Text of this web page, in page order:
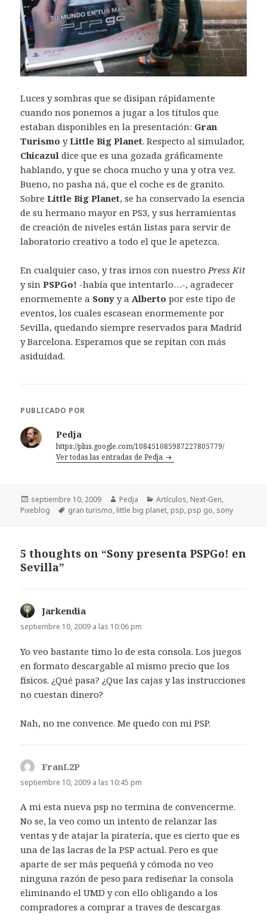
Luces y sombras que se disipan rápidamente
cuando nos ponemos a jugar a los títulos que
estaban disponibles en la presentación: Gran
Turismo yLittle Big Planet. Respecto al simulador,
Chicazul dice que es una gozada gráficamente
hablando, y que se choca mucho y una y otra vez.
Bueno, no pasha ná, que el coche es de granito.
SobreLittle Big Planet, se ha conservado la esencia
de su hermano mayor en PS3, y sus herramientas
de creación de niveles están listas para servir de
laboratorio creativo a todo el que le apetezca.
En cualquier caso, y tras irnos con nuestroPress Kit
y sinPSPGo! -había que intentarlo…-, agradecer
enormemente a Sony y aAlberto por este tipo de
eventos, los cuales escasean enormemente por
Sevilla, quedando siempre reservados para Madrid
y Barcelona. Esperamos que se repitan con más
asiduidad.
PUBLICADO POR
Pedja
https://plus.google.com/108451085987227805779/
Ver todas las entradas de Pedja
Publicado
el
septiembre 10, 2009 Autor
Pedja Categorías
Artículos, Next-Gen,
Pixeblog
Etiquetas
gran turismo, little big planet, psp, psp go, sony
5 thoughts on “Sony presenta PSPGo! en
Sevilla”
Jarkendia
septiembre 10, 2009 a las 10:06 pm
Yo veo bastante timo lo de esta consola. Los juegos
en formato descargable al mismo precio que los
físicos. ¿Qué pasa? ¿Que las cajas y las instrucciones
no cuestan dinero?
Nah, no me convence. Me quedo con mi PSP.
FranL2P
septiembre 10, 2009 a las 10:45 pm
A mi esta nueva psp no termina de convencerme.
No se, la veo como un intento de relanzar las
ventas y de atajar la piratería, que es cierto que es
una de las lacras de la PSP actual. Pero es que
aparte de ser más pequeñá y cómoda no veo
ninguna razón de peso para rediseñar la consola
eliminando el UMD y con ello obligando a los
compradores a comprar a traves de descargas